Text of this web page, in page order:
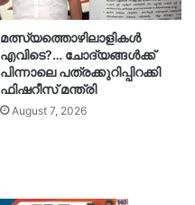
മത്സ്യത്തൊഴിലാളികൾ
എവിടെ?… ചോദ്യങ്ങൾക്ക്
പിന്നാലെ പത്രക്കുറിപ്പിറക്കി
ഫിഷറീസ് മന്ത്രി
August 7, 2026